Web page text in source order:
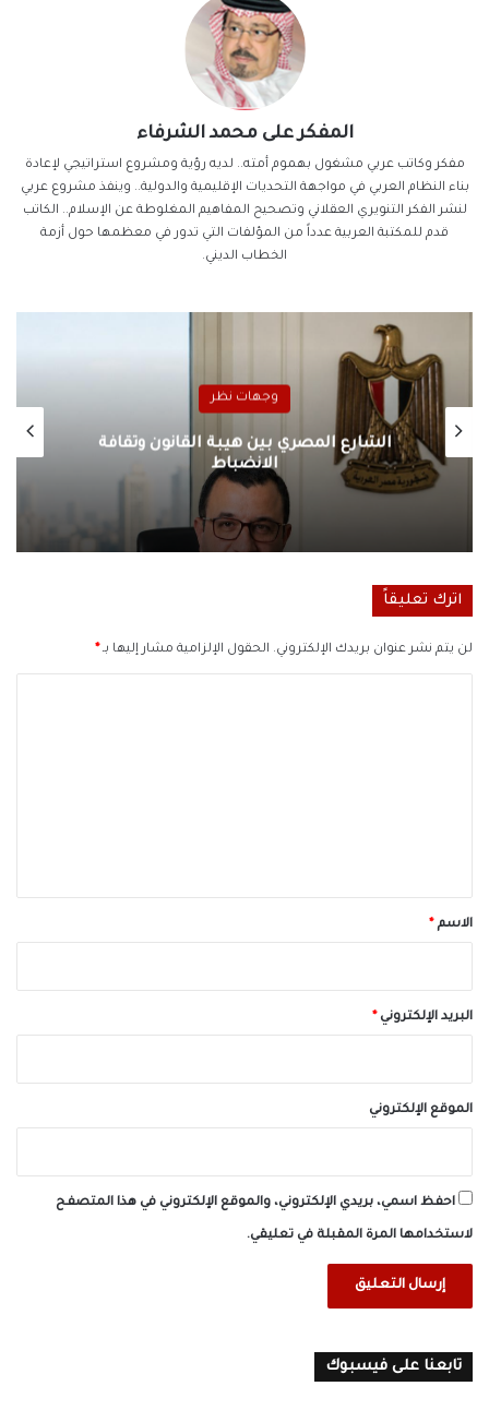
المفكر على محمد الشرفاء
مفكر وكاتب عربي مشغول بهموم أمته.. لديه رؤية ومشروع استراتيجي لإعادة
بناء النظام العربي في مواجهة التحديات الإقليمية والدولية.. وينفذ مشروع عربي
لنشر الفكر التنويري العقلاني وتصحيح المفاهيم المغلوطة عن الإسلام.. الكاتب
قدم للمكتبة العربية عدداً من المؤلفات التي تدور في معظمها حول أزمة
الخطاب الديني.
وجهات نظر
الشارع المصري بين هيبة القانون وثقافة
الانضباط
اترك تعليقاً
لن يتم نشر عنوان بريدك الإلكتروني. الحقول الإلزامية مشار إليها بـ*
*الاسم*
البريد الإلكتروني*
الموقع الإلكتروني
احفظ اسمي، بريدي الإلكتروني، والموقع الإلكتروني في هذا المتصفح
لاستخدامها المرة المقبلة في تعليقي.
تابعنا على فيسبوك